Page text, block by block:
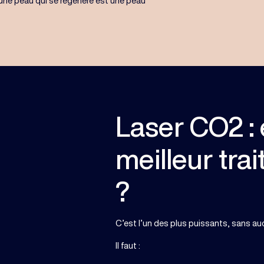
Laser CO2
meilleur
?
C’est l’un des plus puissants, sans
Il faut :